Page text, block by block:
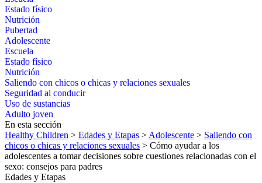
Estado físico
Nutrición
Pubertad
Adolescente
Escuela
Estado físico
Nutrición
Saliendo con chicos o chicas y relaciones sexuales
Seguridad al conducir
Uso de sustancias
Adulto joven
En esta sección
Healthy Children > Edades y Etapas > Adolescente > Saliendo con
chicos o chicas y relaciones sexuales > Cómo ayudar a los
adolescentes a tomar decisiones sobre cuestiones relacionadas con el
sexo: consejos para padres
Edades y Etapas